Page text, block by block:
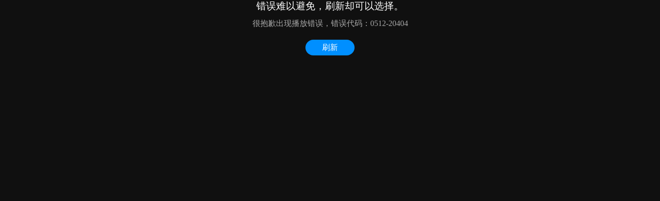
错误难以避免，刷新却可以选择。
很抱歉出现播放错误，错误代码：0512-20404
刷新